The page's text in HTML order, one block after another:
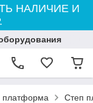
НАЛИЧИЕ И
платформа Степ